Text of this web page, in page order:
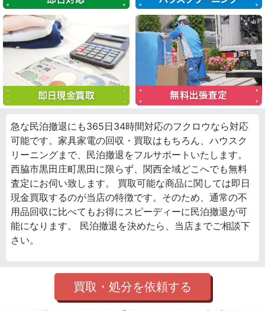
急な民泊撤退にも365日34時間対応のフクロウなら対応
可能です。家具家電の回収・買取はもちろん、ハウスク
リーニングまで、民泊撤退をフルサポートいたします。
西脇市黒田庄町黒田に限らず、関西全域どこへでも無料
査定にお伺い致します。 買取可能な商品に関しては即日
現金買取するのが当店の特徴です。そのため、通常の不
用品回収に比べてもお得にスピーディーに民泊撤退が可
能になります。 民泊撤退を決めたら、当店までご相談下
さい。
買取・処分を依頼する